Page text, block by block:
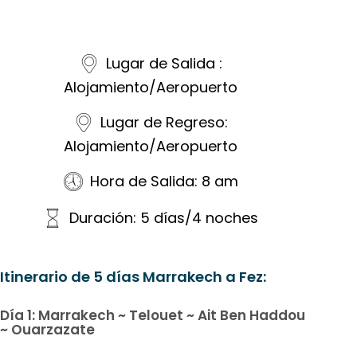
Lugar de Salida :
Alojamiento/Aeropuerto
Lugar de Regreso:
Alojamiento/Aeropuerto
Hora de Salida: 8 am
Duración: 5 días/4 noches
Itinerario de 5 días Marrakech a Fez:
Día 1: Marrakech ~ Telouet ~ Ait Ben Haddou
~ Ouarzazate